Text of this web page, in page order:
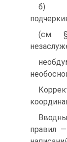
б) в
(см.
правил